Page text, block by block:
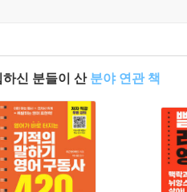
하신 분들이 산 분야 연관 책